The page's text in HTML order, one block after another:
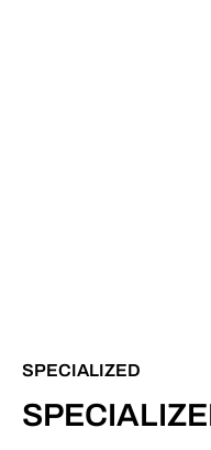
SPECIALIZED